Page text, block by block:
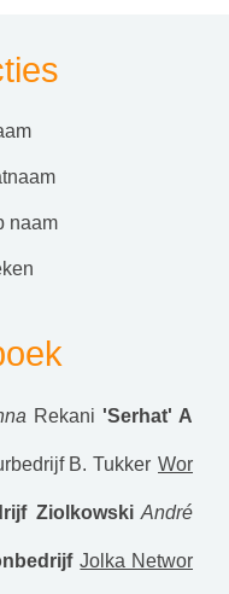
naam
Rekani 'Serhat' A
B. Tukker Wor
Ziolkowski André
Jolka Networ